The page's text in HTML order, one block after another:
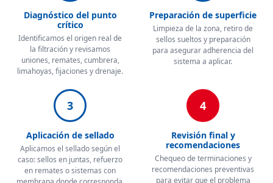
Diagnóstico del punto
crítico
Identificamos el origen real de
la filtración y revisamos
uniones, remates, cumbrera,
limahoyas, fijaciones y drenaje.
Preparación de superficie
Limpieza de la zona, retiro de
sellos sueltos y preparación
para asegurar adherencia del
sistema a aplicar.
3
Aplicación de sellado
Aplicamos el sellado según el
caso: sellos en juntas, refuerzo
en remates o sistemas con
4
Revisión final y
recomendaciones
Chequeo de terminaciones y
recomendaciones preventivas
para evitar que el problema